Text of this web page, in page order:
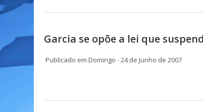
Garcia se opõe a lei que
Publicado em Domingo - 24 de Junho de 2007